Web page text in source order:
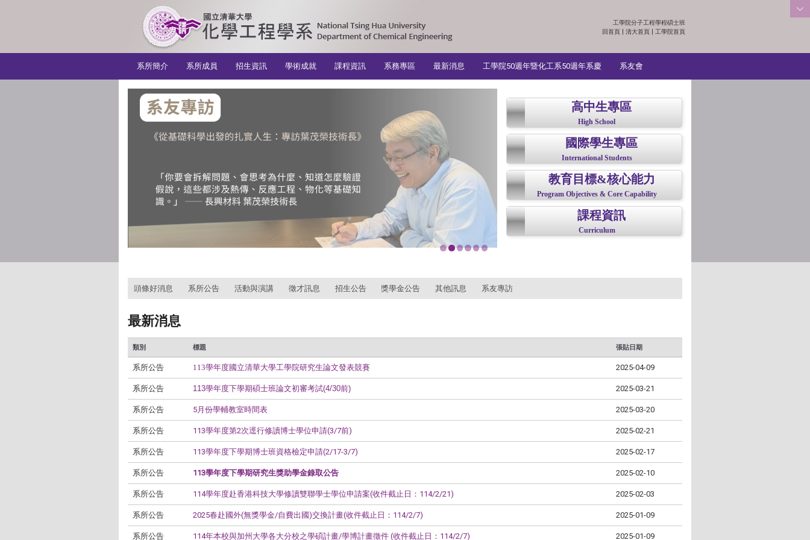
:::
工學院分子工程學程碩士班
回首頁 | 清大首頁 | 工學院首頁
系所簡介
系所成員 招生資訊 學術成就 課程資訊 系務專區 最新消息 工學院50週年暨化工系50週年系慶 系友會
高中生專區
High School
國際學生專區
International Students
教育目標&核心能力
Program Objectives & Core Capability
課程資訊
Curriculum
頭條好消息 系所公告 活動與演講 徵才訊息 招生公告 獎學金公告 其他訊息 系友專訪
最新消息
類別 標題 張貼日期
系所公告 113學年度國立清華大學工學院研究生論文發表競賽 2025-04-09
系所公告 113學年度下學期碩士班論文初審考試(4/30前) 2025-03-21
系所公告 5月份學輔教室時間表 2025-03-20
系所公告 113學年度第2次逕行修讀博士學位申請(3/7前) 2025-02-21
系所公告 113學年度下學期博士班資格檢定申請(2/17-3/7) 2025-02-17
系所公告 113學年度下學期研究生獎助學金錄取公告 2025-02-10
系所公告 114學年度赴香港科技大學修讀雙聯學士學位申請案(收件截止日：114/2/21) 2025-02-03
系所公告 2025春赴國外(無獎學金/自費出國)交換計畫(收件截止日：114/2/7) 2025-01-09
系所公告 114年本校與加州大學各大分校之學碩計畫/學博計畫徵件 (收件截止日：114/2/7) 2025-01-09